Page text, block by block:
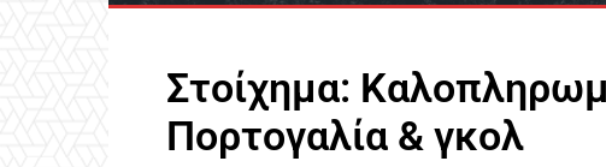
Στοίχημα:
Πορτογαλία & γκολ